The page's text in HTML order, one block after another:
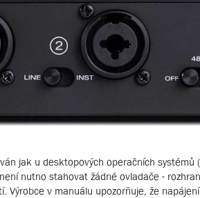
jak u desktopových operačních systémů
nutno stahovat žádné ovladače -
Výrobce v manuálu upozorňuje, že